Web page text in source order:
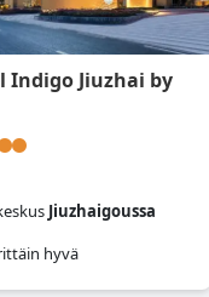
Indigo Jiuzhai by
Jiuzhaigoussa
hyvä